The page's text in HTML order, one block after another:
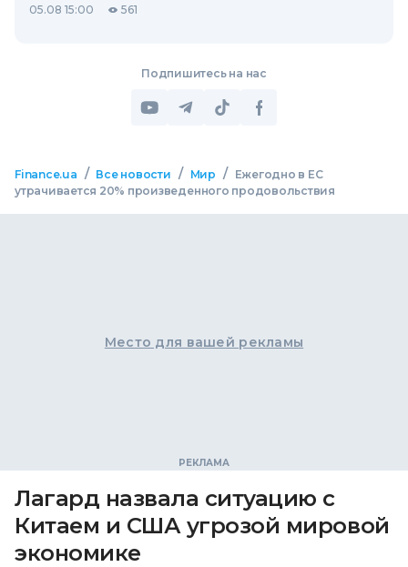
05.08 15:00 561
Подпишитесь на нас
Finance.ua / Все новости / Мир /
Ежегодно в ЕС
утрачивается 20% произведенного продовольствия
Место для вашей рекламы
Лагард назвала ситуацию с
Китаем и США угрозой мировой
экономике